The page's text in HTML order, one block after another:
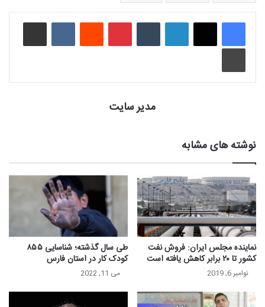
لینکدین ‫پین‌ترست ‫رددیت
چاپ
مدیر سایت
نوشته های مشابه
نماینده مجلس ایران: فروش نفت
کشور تا ۲۰ برابر کاهش یافته است
نوامبر 6, 2019
طی سال گذشته؛ شناسایی ۸۵۵
کودک کار در استان فارس
می 11, 2022